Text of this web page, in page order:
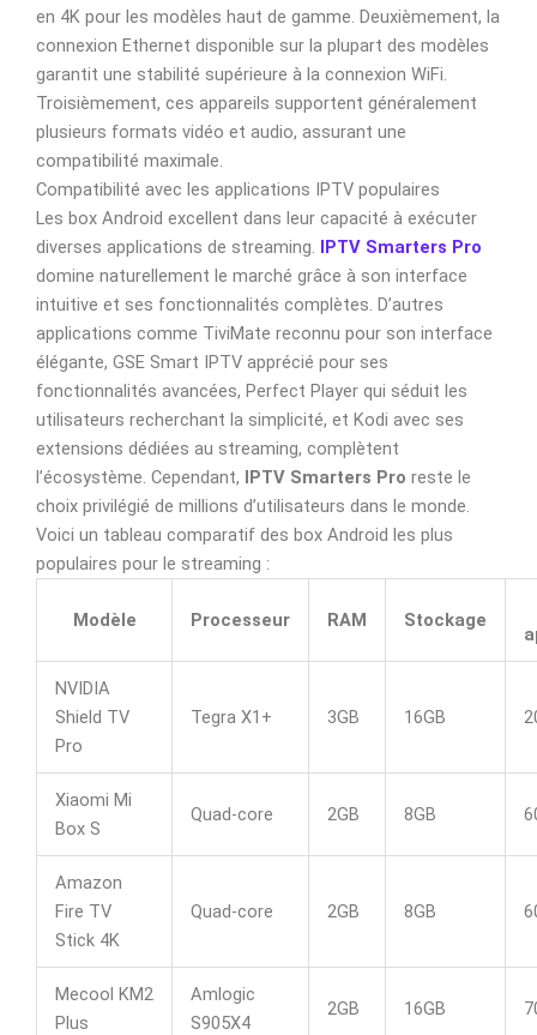
en 4K pour les modèles haut de gamme. Deuxièmement, la
connexion Ethernet disponible sur la plupart des modèles
garantit une stabilité supérieure à la connexion WiFi.
Troisièmement, ces appareils supportent généralement
plusieurs formats vidéo et audio, assurant une
compatibilité maximale.
Compatibilité avec les applications IPTV populaires
Les box Android excellent dans leur capacité à exécuter
diverses applications de streaming. IPTV Smarters Pro
domine naturellement le marché grâce à son interface
intuitive et ses fonctionnalités complètes. D’autres
applications comme TiviMate reconnu pour son interface
élégante, GSE Smart IPTV apprécié pour ses
fonctionnalités avancées, Perfect Player qui séduit les
utilisateurs recherchant la simplicité, et Kodi avec ses
extensions dédiées au streaming, complètent
l’écosystème. Cependant, IPTV Smarters Pro reste le
choix privilégié de millions d’utilisateurs dans le monde.
Voici un tableau comparatif des box Android les plus
populaires pour le streaming :
Modèle Processeur RAM Stockage
NVIDIA
Shield TV
Pro
Tegra X1+ 3GB 16GB
Xiaomi Mi
Box S
Quad-core 2GB 8GB
Amazon
Fire TV
Stick 4K
Quad-core 2GB 8GB
Mecool KM2
Plus
Amlogic
S905X4
2GB 16GB